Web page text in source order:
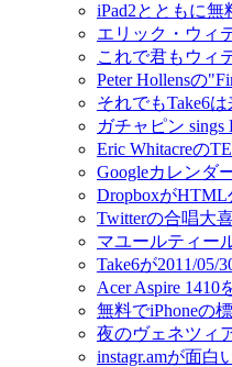
iPad2とともに
エリック・ウィ
これで君もウィ
Peter Hollensの
それでもTake6
ガチャピン sings
Eric Whitacreの
Googleカレンダ
DropboxがHTML
Twitterの合唱大
マユールティー
Take6が2011/05/
Acer Aspire
無料でiPhoneの
夜のヴェネツィ
instagr.amが面白